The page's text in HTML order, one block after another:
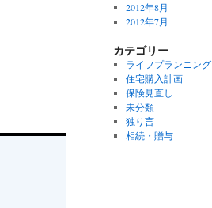
2012年8月
2012年7月
カテゴリー
ライフプランニング
住宅購入計画
保険見直し
未分類
独り言
相続・贈与